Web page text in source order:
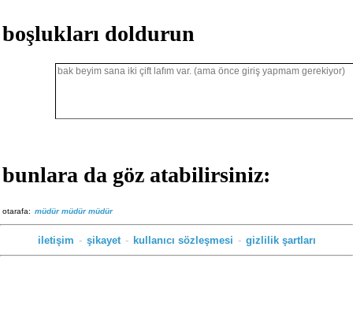
boşlukları doldurun
bunlara da göz atabilirsiniz:
otarafa: müdür müdür müdür
iletişim - şikayet - kullanıcı sözleşmesi - gizlilik şartları